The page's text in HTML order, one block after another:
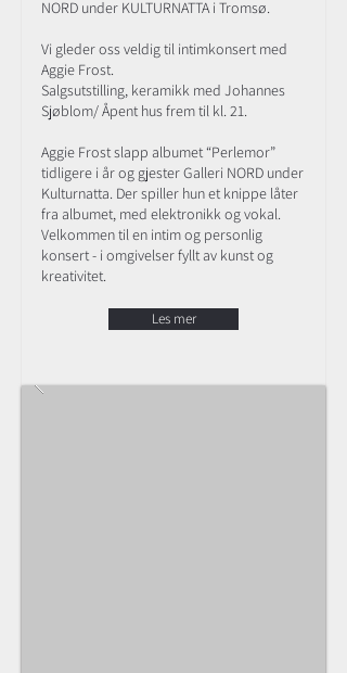
NORD under KULTURNATTA i Tromsø.
Vi gleder oss veldig til intimkonsert med
Aggie Frost.
Salgsutstilling, keramikk med Johannes
Sjøblom/ Åpent hus frem til kl. 21.
Aggie Frost slapp albumet “Perlemor”
tidligere i år og gjester Galleri NORD under
Kulturnatta. Der spiller hun et knippe låter
fra albumet, med elektronikk og vokal.
Velkommen til en intim og personlig
konsert - i omgivelser fyllt av kunst og
kreativitet.
Les mer